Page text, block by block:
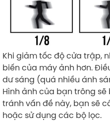
Khi giảm tốc độ cửa trập,
biến của máy ảnh hơn.
dư sáng (quá nhiều ánh
Hình ảnh của bạn trông
tránh vấn đề này, bạn sẽ
hoặc sử dụng các bộ lọc.